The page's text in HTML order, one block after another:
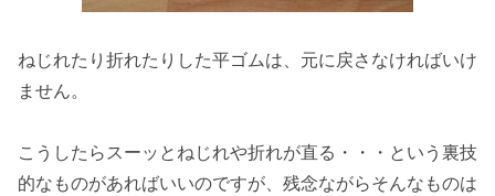
ねじれたり折れたりした平ゴムは、元に戻さなければいけ
ません。
こうしたらスーッとねじれや折れが直る・・・という裏技
的なものがあればいいのですが、残念ながらそんなものは